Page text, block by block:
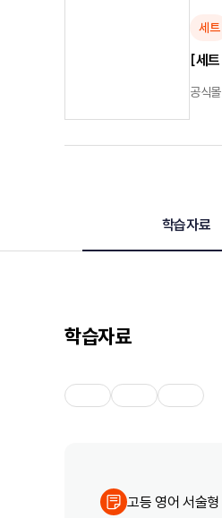
세트
[세
공식
학습자료
학습자료
고등 영어 서술